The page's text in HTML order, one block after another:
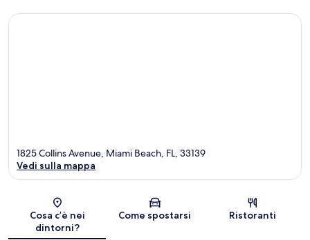
Mappa
1825 Collins Avenue, Miami Beach, FL, 33139
Vedi sulla mappa
Cosa c’è nei
dintorni?
Come spostarsi Ristoranti